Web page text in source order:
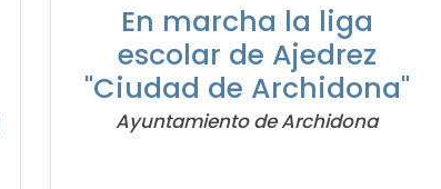
En marcha la liga
escolar de Ajedrez
"Ciudad de Archidona"
Ayuntamiento deArchidona